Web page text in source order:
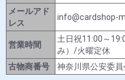
メールアド
レス
info@cardshop-
営業時間
土日祝11:00～
み）/火曜定休
古物商番号
神奈川県公安委